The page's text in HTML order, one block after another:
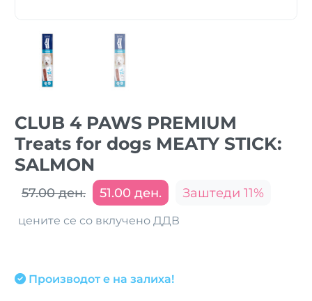
CLUB 4 PAWS PREMIUM
Treats for dogs MEATY STICK:
SALMON
57.00 ден. 51.00 ден. Заштеди 11%
цените се со вклучено ДДВ
Производот е на залиха!